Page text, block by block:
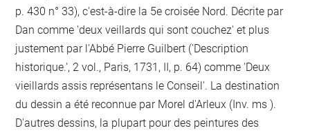
p. 430 n° 33), c'est-à-dire la 5e croisée Nord. Décrite par
Dan comme 'deux veillards qui sont couchez' et plus
justement par l'Abbé Pierre Guilbert ('Description
historique.', 2 vol., Paris, 1731, II, p. 64) comme 'Deux
vieillards assis représentans le Conseil'. La destination
du dessin a été reconnue par Morel d'Arleux (Inv. ms ).
D'autres dessins, la plupart pour des peintures des